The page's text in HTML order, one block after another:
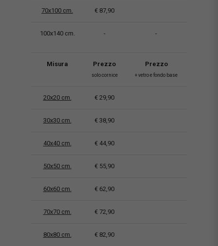
70x100 cm. € 87,90
100x140 cm. - -
Misura Prezzo
solo cornice
Prezzo
+ vetro e fondo base
20x20 cm. € 29,90
30x30 cm. € 38,90
40x40 cm. € 44,90
50x50 cm. € 55,90
60x60 cm. € 62,90
70x70 cm. € 72,90
80x80 cm. € 82,90